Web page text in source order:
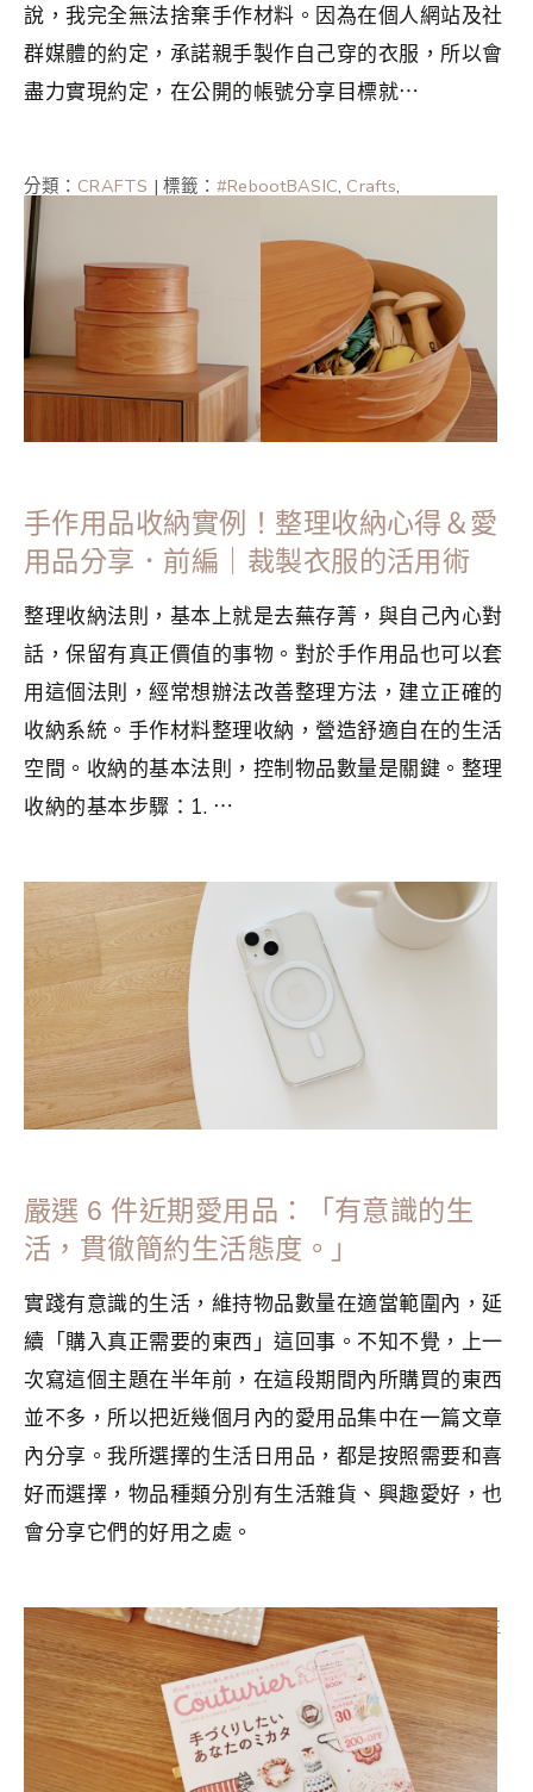
說，我完全無法捨棄手作材料。因為在個人網站及社
群媒體的約定，承諾親手製作自己穿的衣服，所以會
盡力實現約定，在公開的帳號分享目標就⋯
分類： CRAFTS | 標籤： #RebootBASIC, Crafts,
DigitalDetox
活用術
手作用品收納實例！整理收納心得＆愛
用品分享．前編｜裁製衣服的活用術
整理收納法則，基本上就是去蕪存菁，與自己內心對
話，保留有真正價值的事物。對於手作用品也可以套
用這個法則，經常想辦法改善整理方法，建立正確的
收納系統。手作材料整理收納，營造舒適自在的生活
空間。收納的基本法則，控制物品數量是關鍵。整理
收納的基本步驟：1. ⋯
分類：MINIMALISM |標籤： 手作,整理收納 斷捨離,
簡單生活, 裁製衣服的活用術,香港手作
嚴選 6 件近期愛用品：「有意識的生
活，貫徹簡約生活態度。」
實踐有意識的生活，維持物品數量在適當範圍內，延
續「購入真正需要的東西」這回事。不知不覺，上一
次寫這個主題在半年前，在這段期間內所購買的東西
並不多，所以把近幾個月內的愛用品集中在一篇文章
內分享。我所選擇的生活日用品，都是按照需要和喜
好而選擇，物品種類分別有生活雜貨、興趣愛好，也
會分享它們的好用之處。
分類：MINIMALISM |標籤：Crafts,整理收納,斷捨離,極簡主
義者,極簡生活,環保,生活美學,簡單生活, 選物提案